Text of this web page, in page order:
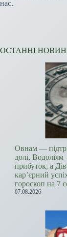
нас.
ОСТАННІ
Овнам —
долі,
прибуток, а
кар’єрний
гороскоп на 7
07.08.2026